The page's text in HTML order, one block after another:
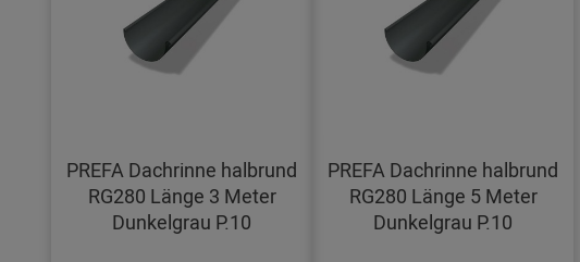
PREFA Dachrinne halbrund
RG280 Länge 3 Meter
Dunkelgrau P.10
PREFA Dachrinne halbrund
RG280 Länge 5 Meter
Dunkelgrau P.10